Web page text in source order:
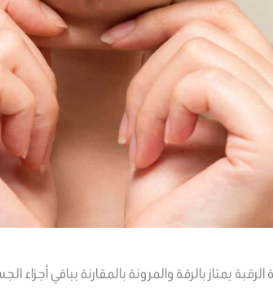
يمتاز بالرقة والمرونة بالمقارنة بباقي أجزاء